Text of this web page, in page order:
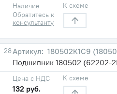
Наличие
Обратитесь к
консультанту
К схеме
28
180502К1С9
Подшипник 180502 (62202-
Цена с НДС
132 руб.
К схеме